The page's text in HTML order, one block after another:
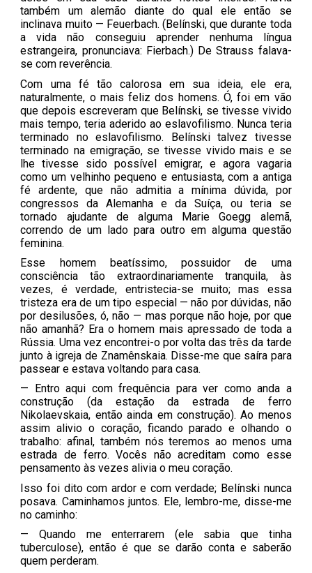
também um alemão diante do qual ele então se
inclinava muito — Feuerbach. (Belínski, que durante toda
a vida não conseguiu aprender nenhuma língua
estrangeira, pronunciava: Fierbach.) De Strauss falava-
se com reverência.
Com uma fé tão calorosa em sua ideia, ele era,
naturalmente, o mais feliz dos homens. Ó, foi em vão
que depois escreveram que Belínski, se tivesse vivido
mais tempo, teria aderido ao eslavofilismo. Nunca teria
terminado no eslavofilismo. Belínski talvez tivesse
terminado na emigração, se tivesse vivido mais e se
lhe tivesse sido possível emigrar, e agora vagaria
como um velhinho pequeno e entusiasta, com a antiga
fé ardente, que não admitia a mínima dúvida, por
congressos da Alemanha e da Suíça, ou teria se
tornado ajudante de alguma Marie Goegg alemã,
correndo de um lado para outro em alguma questão
feminina.
Esse homem beatíssimo, possuidor de uma
consciência tão extraordinariamente tranquila, às
vezes, é verdade, entristecia-se muito; mas essa
tristeza era de um tipo especial — não por dúvidas, não
por desilusões, ó, não — mas porque não hoje, por que
não amanhã? Era o homem mais apressado de toda a
Rússia. Uma vez encontrei-o por volta das três da tarde
junto à igreja de Znamênskaia. Disse-me que saíra para
passear e estava voltando para casa.
— Entro aqui com frequência para ver como anda a
construção (da estação da estrada de ferro
Nikolaevskaia, então ainda em construção). Ao menos
assim alivio o coração, ficando parado e olhando o
trabalho: afinal, também nós teremos ao menos uma
estrada de ferro. Vocês não acreditam como esse
pensamento às vezes alivia o meu coração.
Isso foi dito com ardor e com verdade; Belínski nunca
posava. Caminhamos juntos. Ele, lembro-me, disse-me
no caminho:
— Quando me enterrarem (ele sabia que tinha
tuberculose), então é que se darão conta e saberão
quem perderam.